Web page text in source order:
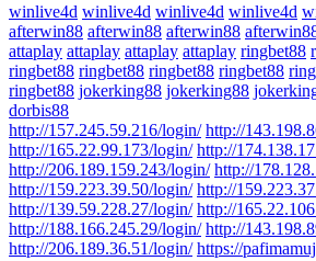
winlive4d winlive4d winlive4d winlive4d
afterwin88 afterwin88 afterwin88
attaplay attaplay attaplay attaplay ringbet88
ringbet88 ringbet88 ringbet88 ringbet88
ringbet88 jokerking88 jokerking88
dorbis88
http://157.245.59.216/login/ http://
http://165.22.99.173/login/ http://
http://206.189.159.243/login/ http://
http://159.223.39.50/login/ http://
http://139.59.228.27/login/ http://
http://188.166.245.29/login/ http://
http://206.189.36.51/login/ https://